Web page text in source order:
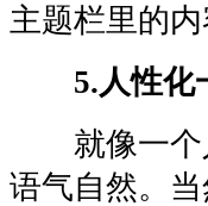
主题栏里的内
5.人性化
就像一个
语气自然。